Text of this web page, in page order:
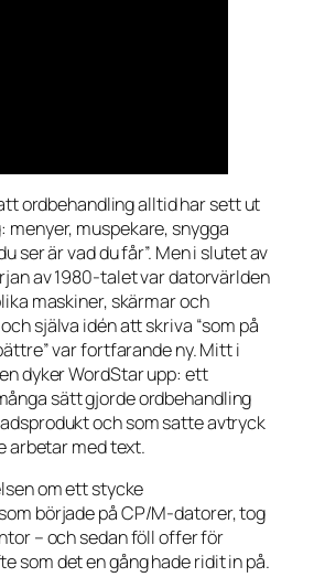
ordbehandling alltid har sett ut
menyer, muspekare, snygga
ser är vad du får”. Men i slutet av
av 1980-talet var datorvärlden
maskiner, skärmar och
själva idén att skriva “som på
var fortfarande ny. Mitt i
dyker WordStar upp: ett
sätt gjorde ordbehandling
och som satte avtryck
arbetar med text.
om ett stycke
började på CP/M-datorer, tog
– och sedan föll offer för
som det en gång hade ridit in på.